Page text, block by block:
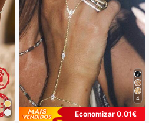
4
Economizar 0,01€